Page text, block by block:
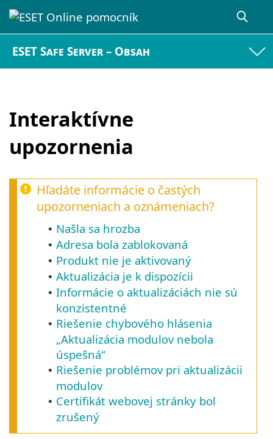
ESET Safe Server – Obsah
Interaktívne
upozornenia
Hľadáte informácie o častých
upozorneniach a oznámeniach?
• Našla sa hrozba
• Adresa bola zablokovaná
• Produkt nie je aktivovaný
• Aktualizácia je k dispozícii
• Informácie o aktualizáciách nie sú
konzistentné
• Riešenie chybového hlásenia
„Aktualizácia modulov nebola
úspešná“
• Riešenie problémov pri aktualizácii
modulov
• Certifikát webovej stránky bol
zrušený